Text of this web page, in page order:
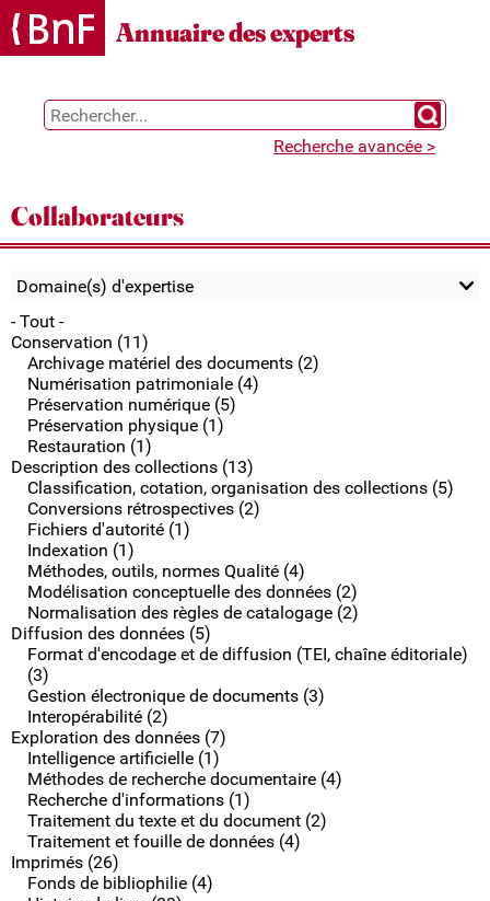
Gestion des cookies
Annuaire des experts
Chercher
Recherche avancée >
Collaborateurs
Domaine(s) d'expertise
- Tout -
Conservation (11)
Archivage matériel des documents (2)
Numérisation patrimoniale (4)
Préservation numérique (5)
Préservation physique (1)
Restauration (1)
Description des collections (13)
Classification, cotation, organisation des collections (5)
Conversions rétrospectives (2)
Fichiers d'autorité (1)
Indexation (1)
Méthodes, outils, normes Qualité (4)
Modélisation conceptuelle des données (2)
Normalisation des règles de catalogage (2)
Diffusion des données (5)
Format d'encodage et de diffusion (TEI, chaîne éditoriale)
(3)
Gestion électronique de documents (3)
Interopérabilité (2)
Exploration des données (7)
Intelligence artificielle (1)
Méthodes de recherche documentaire (4)
Recherche d'informations (1)
Traitement du texte et du document (2)
Traitement et fouille de données (4)
Imprimés (26)
Fonds de bibliophilie (4)